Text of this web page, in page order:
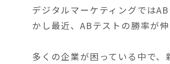
デジタルマーケティングでは
かし最近、ABテストの勝率が
多くの企業が困っている中で